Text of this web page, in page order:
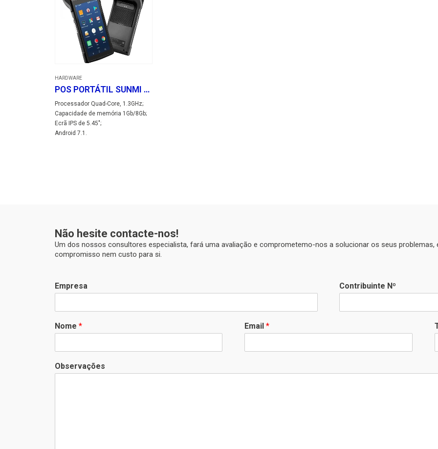
HARDWARE
POS PORTÁTIL SUNMI V2
Processador Quad-Core, 1.3GHz;
Capacidade de memória 1Gb/8Gb;
Ecrã IPS de 5.45″;
Android 7.1.
Não hesite contacte-nos!
Um dos nossos consultores especialista, fará uma avaliação e comprometemo-nos a solucionar os seus
compromisso nem custo para si.
Empresa Contribuinte Nº
Nome * Email*
Observações